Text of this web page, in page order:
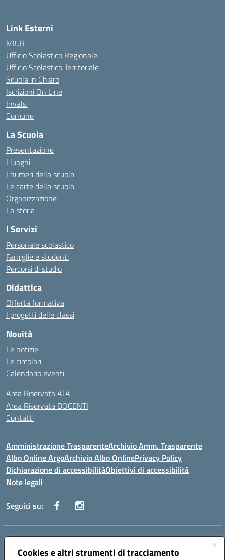
Cookies e altri strumenti di tracciamento
Link Esterni
MIUR
Ufficio Scolastico Regionale
Ufficio Scolastico Territoriale
Scuola in Chiaro
Iscrizioni On Line
Invalsi
Comune
La Scuola
Presentazione
I luoghi
I numeri della scuola
Le carte della scuola
Organizzazione
La storia
I Servizi
Personale scolastico
Famiglie e studenti
Percorsi di studio
Didattica
Offerta formativa
I progetti delle classi
Novità
Le notizie
Le circolari
Calendario eventi
Area Riservata ATA
Area Riservata DOCENTI
Contatti
Amministrazione TrasparenteArchivio Amm. Trasparente
Albo Online ArgoArchivio Albo OnlinePrivacy Policy
Dichiarazione di accessibilitàObiettivi di accessibilità
Note legali
Seguici su:
Indirizzo:
Centralino:0823 742191 Email:CEIC8BC00Q@istruzione.it